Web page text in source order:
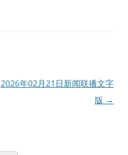
2026年02月21日新闻联播文字
版 →